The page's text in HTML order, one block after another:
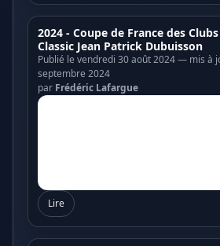
2024 - Coupe de France des
Classic Jean Patrick Dubuisson
Publié le vendredi 30 août 2024 — mis à
septembre 2024
par Frédéric Lafargue
Lire